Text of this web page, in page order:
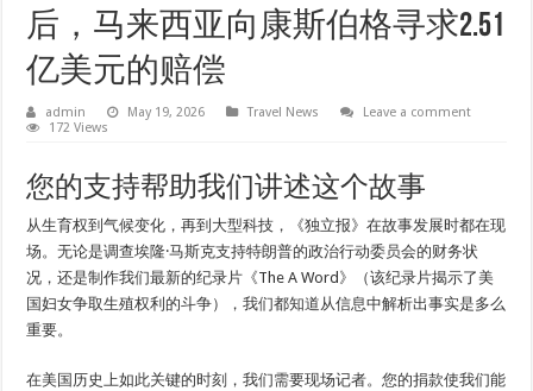
后，马来西亚向康斯伯格寻求2.51
亿美元的赔偿
admin May 19, 2026 Travel News
Leave a comment
172 Views
您的支持帮助我们讲述这个故事
从生育权到气候变化，再到大型科技，《独立报》在故事发展时都在现
场。无论是调查埃隆·马斯克支持特朗普的政治行动委员会的财务状
况，还是制作我们最新的纪录片《The A Word》（该纪录片揭示了美
国妇女争取生殖权利的斗争），我们都知道从信息中解析出事实是多么
重要。
在美国历史上如此关键的时刻，我们需要现场记者。您的捐款使我们能